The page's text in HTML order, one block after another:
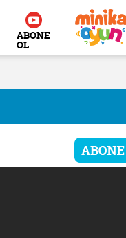
ABONE
OL